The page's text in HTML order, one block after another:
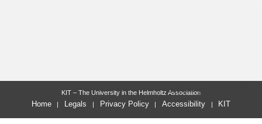
last change: 2024-12-02
KIT – The University in the Helmholtz Association
Home Legals Privacy Policy Accessibility KIT